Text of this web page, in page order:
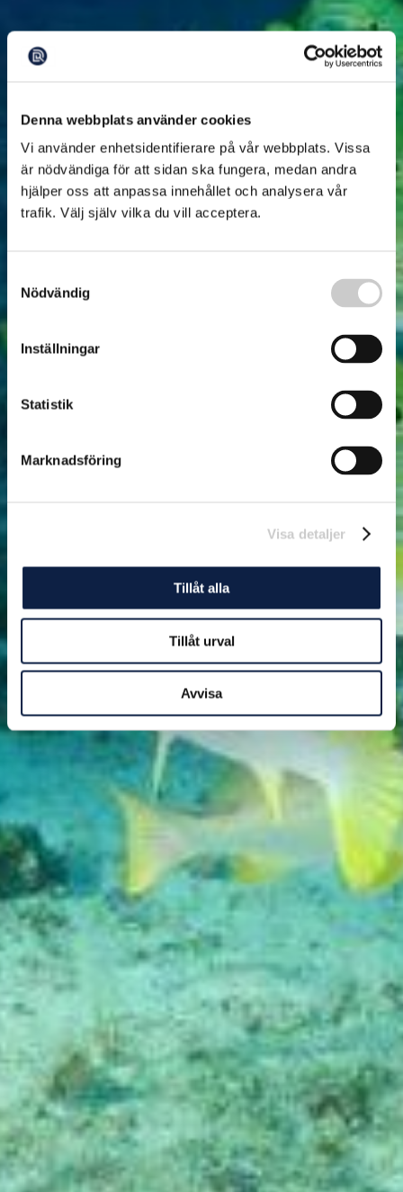
Denna webbplats använder cookies
Vi använder enhetsidentifierare på vår webbplats. Vissa
är nödvändiga för att sidan ska fungera, medan andra
hjälper oss att anpassa innehållet och analysera vår
trafik. Välj själv vilka du vill acceptera.
Nödvändig
Inställningar
Statistik
Marknadsföring
Visa detaljer
Tillåt alla
Tillåt urval
Avvisa